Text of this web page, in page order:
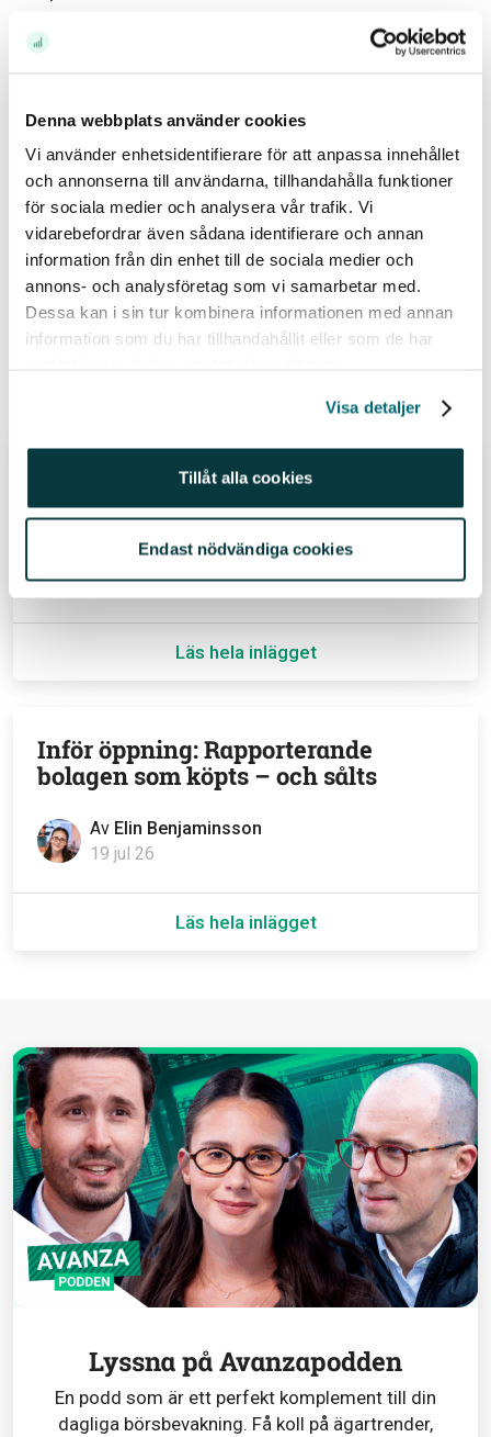
Denna webbplats använder cookies
Vi använder enhetsidentifierare för att anpassa innehållet
och annonserna till användarna, tillhandahålla funktioner
för sociala medier och analysera vår trafik. Vi
vidarebefordrar även sådana identifierare och annan
information från din enhet till de sociala medier och
annons- och analysföretag som vi samarbetar med.
Dessa kan i sin tur kombinera informationen med annan
information som du har tillhandahållit eller som de har
Visa detaljer
Tillåt alla cookies
Endast nödvändiga cookies
//Johanna
kan både öka och minska i värde och det är inte säkert att du får tillbaka det investerade kapitalet.
oss för eventuella fel i aktie- och fondinformationen som lämnas på denna sida. Åsikter och
slutsatser som framkommer i bloggen är skribentens egna och skall inte ses som investeringsråd
och/eller åsikter från Avanza.
Relaterade ämnen
@johannakull (220) Avanza (460)
Avanza
06 aug 26
Fastighetsexperten: nya
styrkebesked från branschen
Läs hela inlägget
Av Elin Benjaminsson
19 jul 26
Inför öppning: Rapporterande
bolagen som köpts – och sålts
Läs hela inlägget
Lyssna på Avanzapodden
En podd som är ett perfekt komplement till din
dagliga börsbevakning. Få koll på ägartrender,